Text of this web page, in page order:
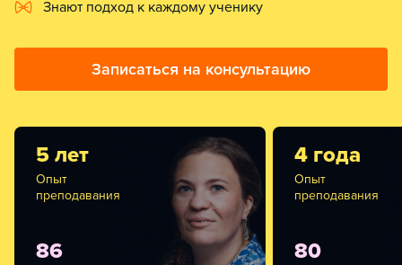
Знают подход к каждому ученику
Записаться на консультацию
5 лет
Опыт
преподавания
86
4 года
Опыт
преподавания
80